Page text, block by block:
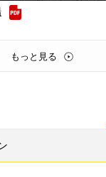
もっと見る